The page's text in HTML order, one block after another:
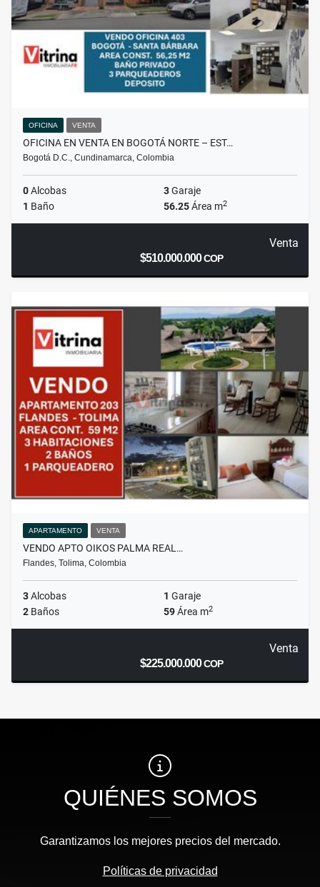
OFICINA VENTA
OFICINA EN VENTA EN BOGOTÁ NORTE – EST…
Bogotá D.C., Cundinamarca, Colombia
0Alcobas 3Garaje
1 Baño 56.25Área m2
Venta
$510.000.000COP
APARTAMENTO VENTA
VENDO APTO OIKOS PALMA REAL…
Flandes, Tolima, Colombia
3Alcobas 1 Garaje
2 Baños 59Área m2
Venta
$225.000.000COP
QUIÉNES SOMOS
Garantizamos los mejores precios del mercado.
Políticas de privacidad